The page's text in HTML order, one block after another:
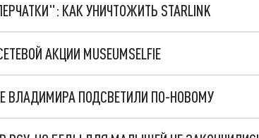
КАК УНИЧТОЖИТЬ STARLINK
АКЦИИ MUSEUMSELFIE
ВЛАДИМИРА ПОДСВЕТИЛИ ПО-НОВОМУ